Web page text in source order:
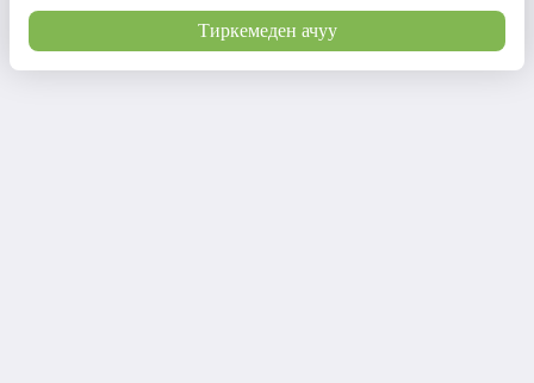
Тиркемеден ачуу